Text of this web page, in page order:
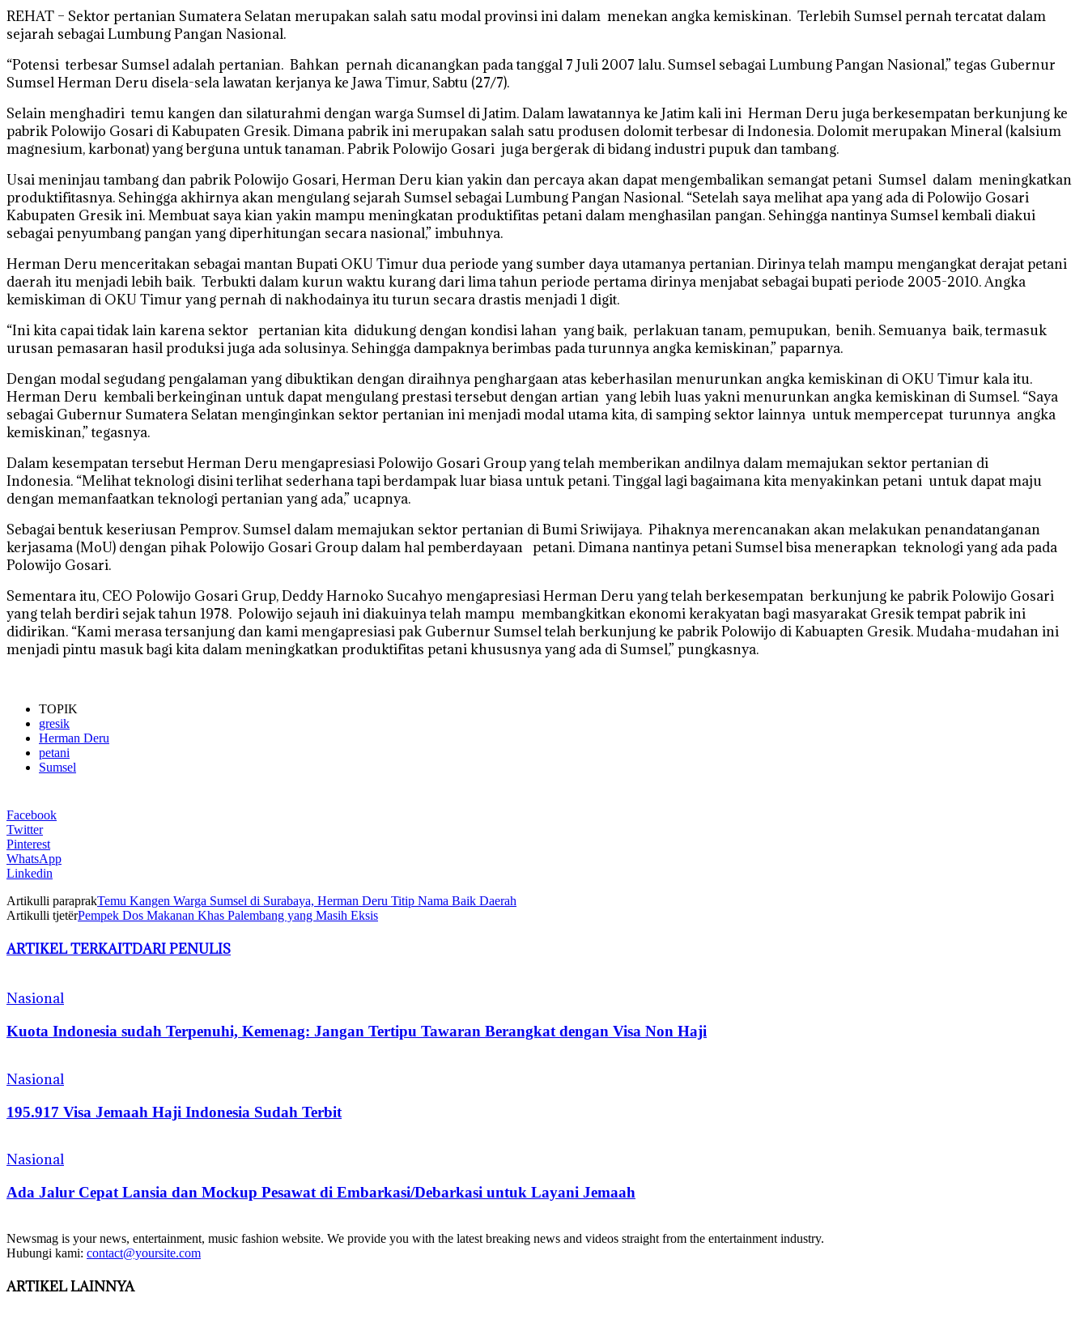
REHAT – Sektor pertanian Sumatera Selatan merupakan salah satu modal provinsi ini dalam menekan angka kemiskinan. Terlebih Sumsel pernah tercatat dalam
sejarah sebagai Lumbung Pangan Nasional.
“Potensi terbesar Sumsel adalah pertanian. Bahkan pernah dicanangkan pada tanggal 7 Juli 2007 lalu. Sumsel sebagai Lumbung Pangan Nasional,” tegas Gubernur
Sumsel Herman Deru disela-sela lawatan kerjanya ke Jawa Timur, Sabtu (27/7).
Selain menghadiri temu kangen dan silaturahmi dengan warga Sumsel di Jatim. Dalam lawatannya ke Jatim kali ini Herman Deru juga berkesempatan berkunjung ke
pabrik Polowijo Gosari di Kabupaten Gresik. Dimana pabrik ini merupakan salah satu produsen dolomit terbesar di Indonesia. Dolomit merupakan Mineral (kalsium
magnesium, karbonat) yang berguna untuk tanaman. Pabrik Polowijo Gosari juga bergerak di bidang industri pupuk dan tambang.
Usai meninjau tambang dan pabrik Polowijo Gosari, Herman Deru kian yakin dan percaya akan dapat mengembalikan semangat petani Sumsel dalam meningkatkan
produktifitasnya. Sehingga akhirnya akan mengulang sejarah Sumsel sebagai Lumbung Pangan Nasional. “Setelah saya melihat apa yang ada di Polowijo Gosari
Kabupaten Gresik ini. Membuat saya kian yakin mampu meningkatan produktifitas petani dalam menghasilan pangan. Sehingga nantinya Sumsel kembali diakui
sebagai penyumbang pangan yang diperhitungan secara nasional,” imbuhnya.
Herman Deru menceritakan sebagai mantan Bupati OKU Timur dua periode yang sumber daya utamanya pertanian. Dirinya telah mampu mengangkat derajat petani
daerah itu menjadi lebih baik. Terbukti dalam kurun waktu kurang dari lima tahun periode pertama dirinya menjabat sebagai bupati periode 2005-2010. Angka
kemiskiman di OKU Timur yang pernah di nakhodainya itu turun secara drastis menjadi 1 digit.
“Ini kita capai tidak lain karena sektor pertanian kita didukung dengan kondisi lahan yang baik, perlakuan tanam, pemupukan, benih. Semuanya baik, termasuk
urusan pemasaran hasil produksi juga ada solusinya. Sehingga dampaknya berimbas pada turunnya angka kemiskinan,” paparnya.
Dengan modal segudang pengalaman yang dibuktikan dengan diraihnya penghargaan atas keberhasilan menurunkan angka kemiskinan di OKU Timur kala itu.
Herman Deru kembali berkeinginan untuk dapat mengulang prestasi tersebut dengan artian yang lebih luas yakni menurunkan angka kemiskinan di Sumsel. “Saya
sebagai Gubernur Sumatera Selatan menginginkan sektor pertanian ini menjadi modal utama kita, di samping sektor lainnya untuk mempercepat turunnya angka
kemiskinan,” tegasnya.
Dalam kesempatan tersebut Herman Deru mengapresiasi Polowijo Gosari Group yang telah memberikan andilnya dalam memajukan sektor pertanian di
Indonesia. “Melihat teknologi disini terlihat sederhana tapi berdampak luar biasa untuk petani. Tinggal lagi bagaimana kita menyakinkan petani untuk dapat maju
dengan memanfaatkan teknologi pertanian yang ada,” ucapnya.
Sebagai bentuk keseriusan Pemprov. Sumsel dalam memajukan sektor pertanian di Bumi Sriwijaya. Pihaknya merencanakan akan melakukan penandatanganan
kerjasama (MoU) dengan pihak Polowijo Gosari Group dalam hal pemberdayaan petani. Dimana nantinya petani Sumsel bisa menerapkan teknologi yang ada pada
Polowijo Gosari.
Sementara itu, CEO Polowijo Gosari Grup, Deddy Harnoko Sucahyo mengapresiasi Herman Deru yang telah berkesempatan berkunjung ke pabrik Polowijo Gosari
yang telah berdiri sejak tahun 1978. Polowijo sejauh ini diakuinya telah mampu membangkitkan ekonomi kerakyatan bagi masyarakat Gresik tempat pabrik ini
didirikan. “Kami merasa tersanjung dan kami mengapresiasi pak Gubernur Sumsel telah berkunjung ke pabrik Polowijo di Kabuapten Gresik. Mudaha-mudahan ini
menjadi pintu masuk bagi kita dalam meningkatkan produktifitas petani khususnya yang ada di Sumsel,” pungkasnya.
TOPIK
gresik
Herman Deru
petani
Sumsel
Facebook
Twitter
Pinterest
WhatsApp
Linkedin
Artikulli paraprakTemu Kangen Warga Sumsel di Surabaya, Herman Deru Titip Nama Baik Daerah
Artikulli tjetërPempek Dos Makanan Khas Palembang yang Masih Eksis
ARTIKEL TERKAITDARI PENULIS
Nasional
Kuota Indonesia sudah Terpenuhi, Kemenag: Jangan Tertipu Tawaran Berangkat dengan Visa Non Haji
Nasional
195.917 Visa Jemaah Haji Indonesia Sudah Terbit
Nasional
Ada Jalur Cepat Lansia dan Mockup Pesawat di Embarkasi/Debarkasi untuk Layani Jemaah
Newsmag is your news, entertainment, music fashion website. We provide you with the latest breaking news and videos straight from the entertainment industry.
Hubungi kami: contact@yoursite.com
ARTIKEL LAINNYA